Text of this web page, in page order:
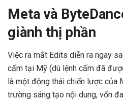
Meta và
giành thị phần
Việc ra mắt Edits diễn ra ngay
cấm tại Mỹ (dù lệnh cấm đã
là một động thái chiến lược của
trường sáng tạo nội dung, vốn